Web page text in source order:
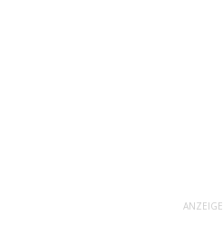
ANZEIGE